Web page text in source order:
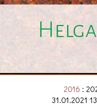
2016 :
31.01.2021